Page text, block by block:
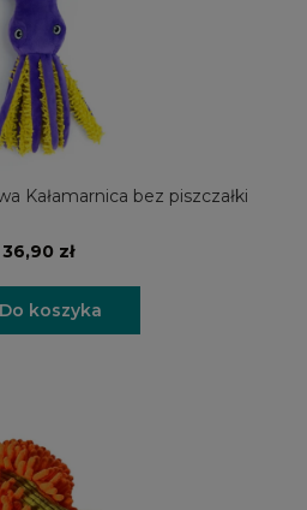
Kałamarnica bez piszczałki
36,90 zł
Do koszyka